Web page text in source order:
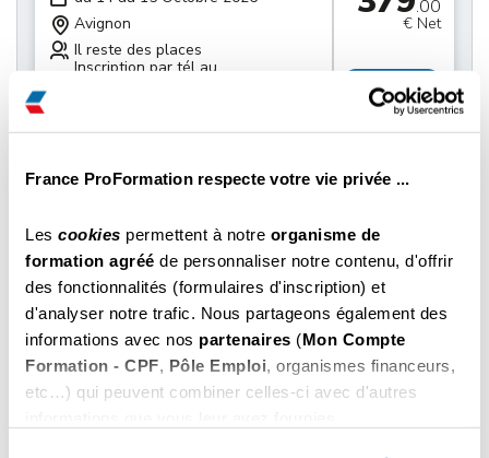
France ProFormation respecte votre vie privée ...
Les cookies permettent à notre organisme de
formation agréé de personnaliser notre contenu, d'offrir
des fonctionnalités (formulaires d'inscription) et
d'analyser notre trafic. Nous partageons également des
informations avec nos partenaires (Mon Compte
Formation - CPF, Pôle Emploi, organismes financeurs,
etc…) qui peuvent combiner celles-ci avec d'autres
Avignon
Il reste des places
Inscription par tél au
.00
€ Net
Choisir
Avignon
04 22 59 60 70
Choisir
du 28 au 29 Octobre 2026
Avignon
Il reste des places
Inscription par tél au
04 22 59 60 70
379 .00
€ Net